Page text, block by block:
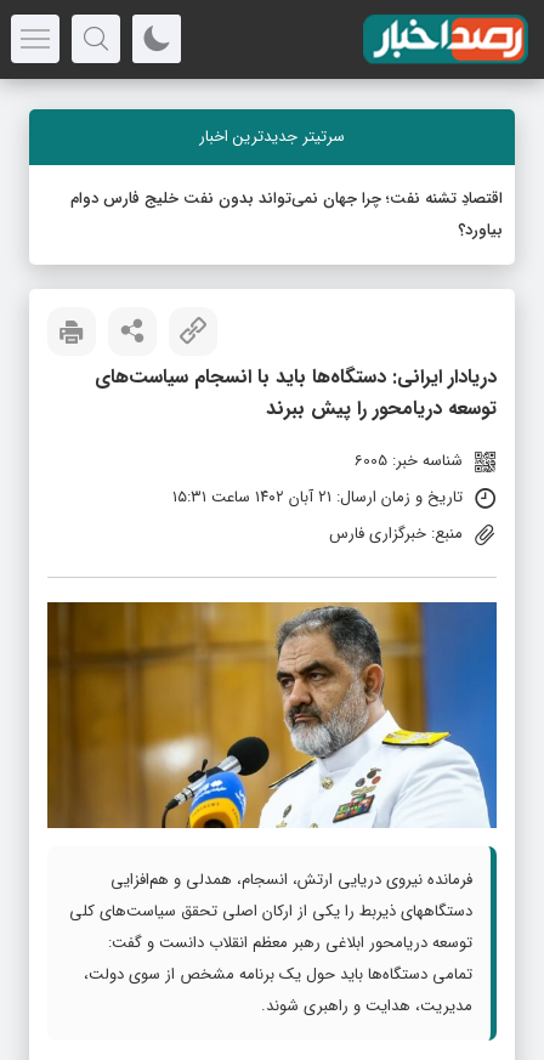
سرتیتر جدیدترین اخبار
اقتصادِ تشنه‌ نفت؛ چرا جهان نمی‌تواند بدون نفت خلیج فارس دوام
بیاورد؟
دریادار ایرانی: دستگاه‌ها باید با انسجام سیاست‌های
توسعه دریامحور را پیش ببرند
شناسه خبر: 6005
تاریخ و زمان ارسال: ۲۱ آبان ۱۴۰۲ ساعت ۱۵:۳۱
منبع: خبرگزاری فارس
فرمانده نیروی دریایی ارتش، انسجام، همدلی و هم‌افزایی
دستگاههای ذیربط را یکی از ارکان اصلی تحقق سیاست‌های کلی
توسعه دریامحور ابلاغی رهبر معظم انقلاب دانست و گفت:
تمامی دستگاه‌ها باید حول یک برنامه مشخص از سوی دولت،
مدیریت، هدایت و راهبری شوند.